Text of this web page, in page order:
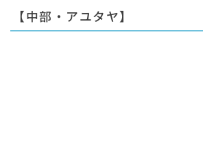
【中部・アユタヤ】